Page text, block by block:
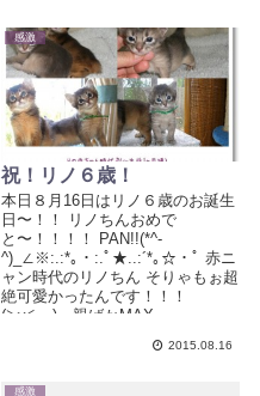
感激
祝！リノ６歳！
本日８月16日はリノ６歳のお誕生
日〜！！ リノちんおめで
と〜！！！！ PAN!!(*^-
^)_∠※:.:*｡・:.ﾟ★..:´*｡☆・ﾟ 赤ニ
ャン時代のリノちん そりゃもぉ超
絶可愛かったんです！！！
(≧ω≦。)←親ばかMAX...
2015.08.16
感激